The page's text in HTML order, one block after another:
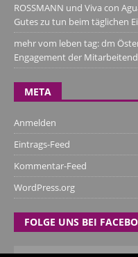
ROSSMANN und Viva con
Gutes zu tun beim täglichen
mehr vom leben tag: dm
Engagement der
META
Anmelden
Eintrags-Feed
Kommentar-Feed
WordPress.org
FOLGE UNS BEI